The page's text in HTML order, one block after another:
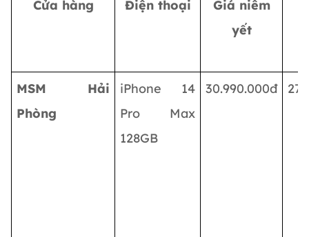
Cửa hàng Điện thoại
Giá niêm
yết
MSM Hải
Phòng
iPhone 14
Pro Max
128GB
30.990.000đ